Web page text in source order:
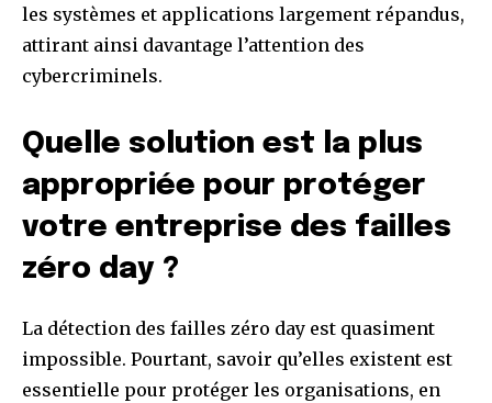
les systèmes et applications largement répandus,
attirant ainsi davantage l’attention des
cybercriminels.
Quelle solution est la plus
appropriée pour protéger
votre entreprise des failles
zéro day ?
La détection des failles zéro day est quasiment
impossible. Pourtant, savoir qu’elles existent est
essentielle pour protéger les organisations, en